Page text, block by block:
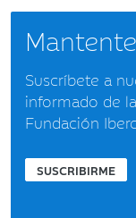
Suscríbete a
informado de
Fundación
SUSCRIBIRME